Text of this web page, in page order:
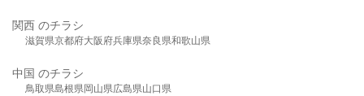
関西 のチラシ
滋賀県京都府大阪府兵庫県奈良県和歌山県
中国 のチラシ
鳥取県島根県岡山県広島県山口県